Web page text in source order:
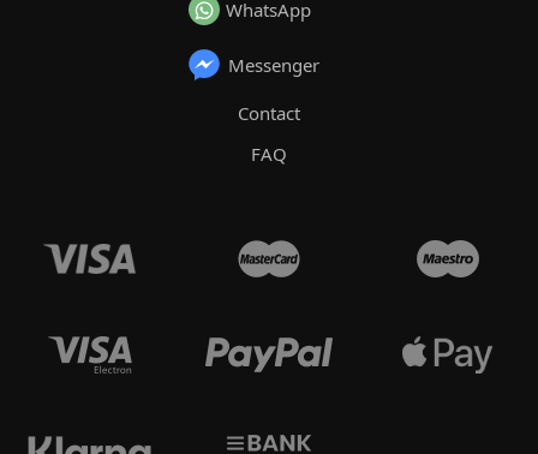
WhatsApp
Messenger
Contact
FAQ